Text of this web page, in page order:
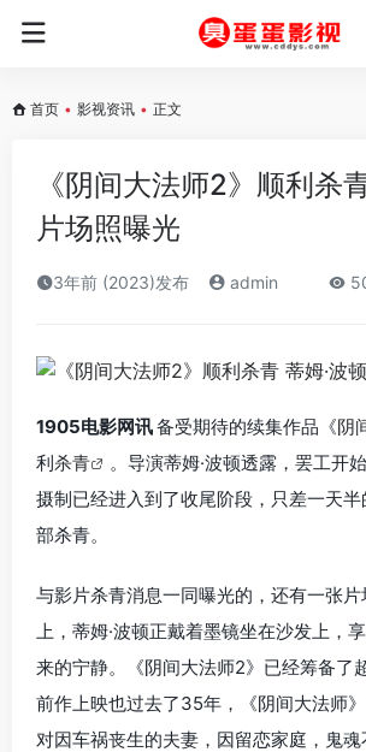
首页 • 影视资讯 • 正文
《阴间大法师2》顺利杀
片场照曝光
3年前 (2023)发布 admin
1905电影网讯备受期待的续集作品《阴
利杀青
。导演蒂姆·波顿透露，罢工开
摄制已经进入到了收尾阶段，只差一天
部杀青。
与影片杀青消息一同曝光的，还有一张
上，蒂姆·波顿正戴着墨镜坐在沙发上，
来的宁静。《阴间大法师2》已经筹备了
前作上映也过去了35年，《阴间大法师
对因车祸丧生的夫妻，因留恋家庭，鬼